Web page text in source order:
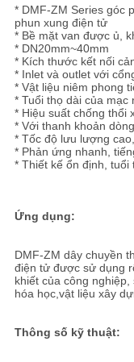
TRANG
WEB
PRIVACY
POLICY
* DMF-ZM Series góc
phun xung điện tử
* Bề mặt van được ủ,
* DN20mm~40mm
* Kích thước kết nối
* Inlet và outlet với
* Vật liệu niêm phong
* Tuổi thọ dài của mạc
* Hiệu suất chống thổi
* Với thanh khoản
* Tốc độ lưu lượng
* Phản ứng nhanh,
* Thiết kế ổn định, tuổi
Ứng dụng:
DMF-ZM dây chuyền
điện tử được sử dụng
khiết của công
hóa học,vật liệu xây
Thông số kỹ thuật: